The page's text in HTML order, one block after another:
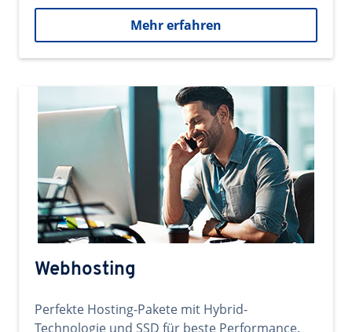
Mehr erfahren
Webhosting
Perfekte Hosting-Pakete mit Hybrid-
Technologie und SSD für beste Performance.